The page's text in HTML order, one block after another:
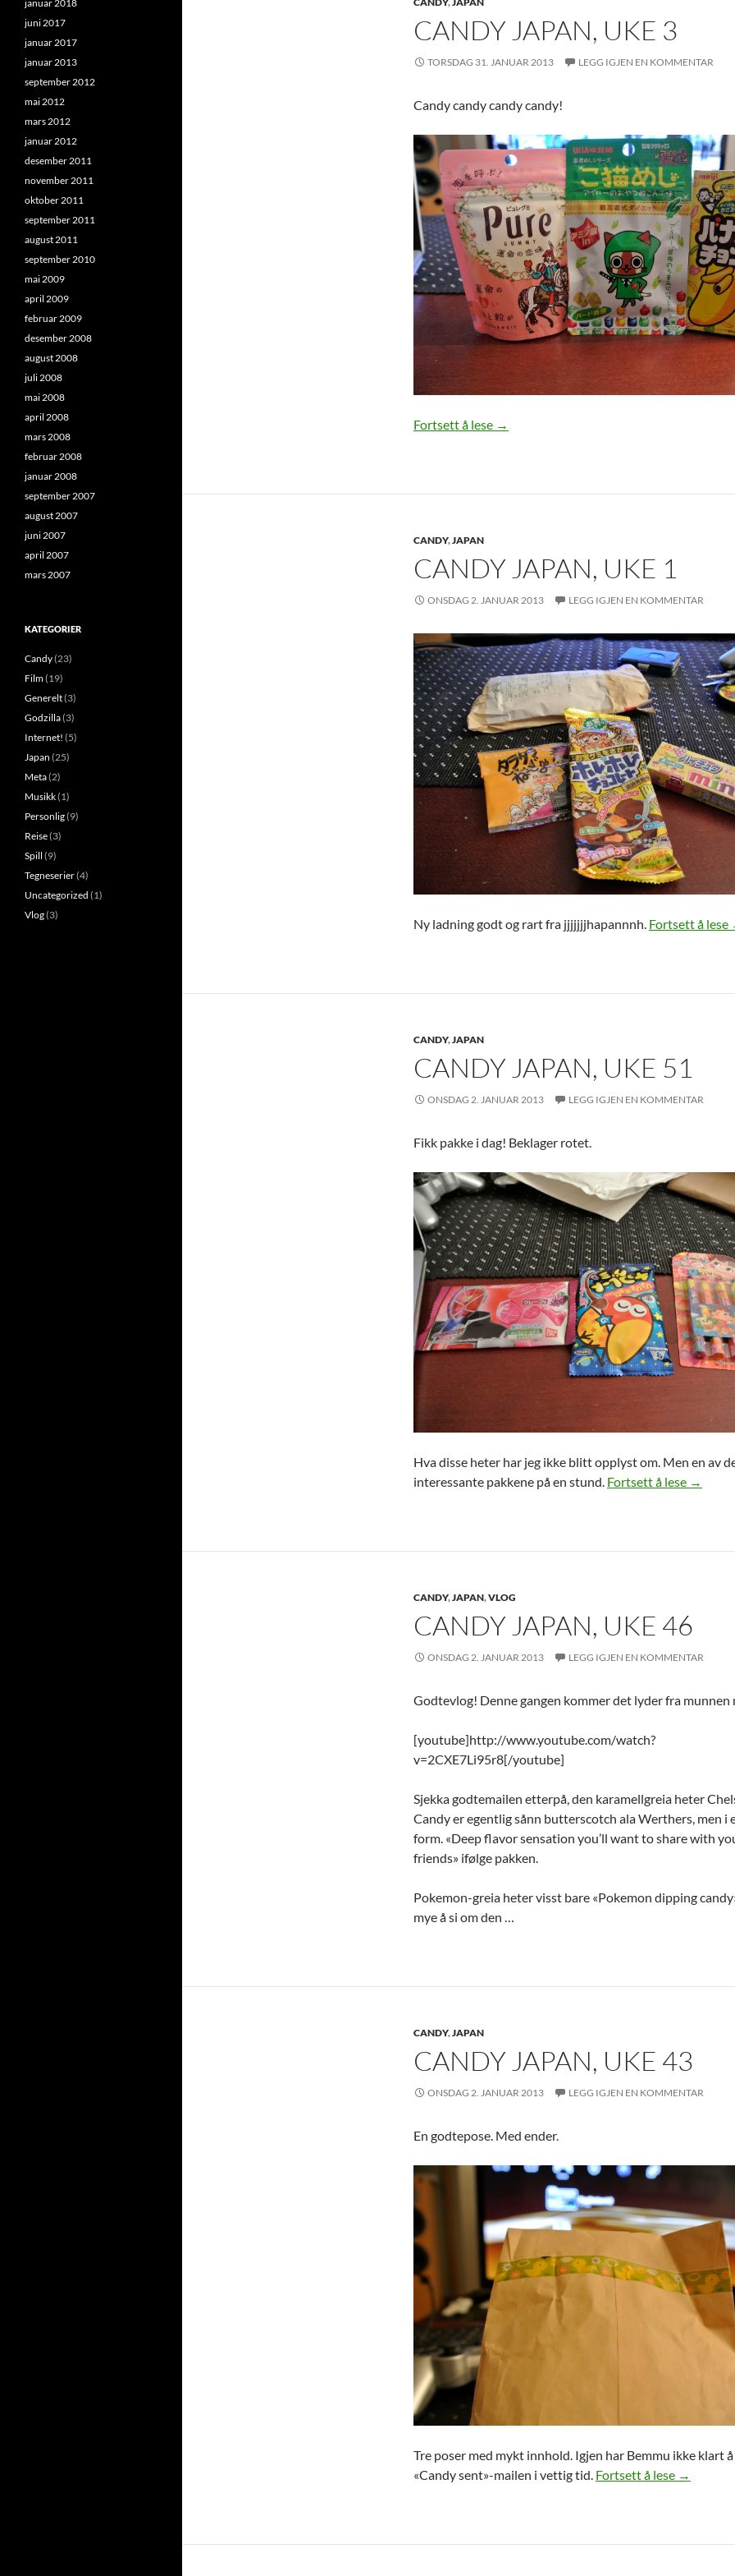
CANDY JAPAN, UKE 3
TORSDAG 31. JANUAR 2013 LEGG IGJEN EN KOMMENTAR
Candy candy candy candy!
Fortsett å lese Candy Japan, uke 3
→
CANDY,JAPAN
CANDY JAPAN, UKE 1
ONSDAG 2. JANUAR 2013 LEGG IGJEN EN KOMMENTAR
Ny ladning godt og rart fra jjjjjjjhapannnh. Fortsett å lese
CANDY,JAPAN
CANDY JAPAN, UKE 51
ONSDAG 2. JANUAR 2013 LEGG IGJEN EN KOMMENTAR
Fikk pakke i dag! Beklager rotet.
Hva disse heter har jeg ikke blitt opplyst om. Men en av
interessante pakkene på en stund. Fortsett å lese Candy
→
CANDY,JAPAN,VLOG
CANDY JAPAN, UKE 46
ONSDAG 2. JANUAR 2013 LEGG IGJEN EN KOMMENTAR
Godtevlog! Denne gangen kommer det lyder fra munnen
[youtube]http://www.youtube.com/watch?
v=2CXE7Li95r8[/youtube]
Sjekka godtemailen etterpå, den karamellgreia heter
Candy er egentlig sånn butterscotch ala Werthers, men i
form. «Deep flavor sensation you’ll want to share with
friends» ifølge pakken.
Pokemon-greia heter visst bare «Pokemon dipping
mye å si om den …
CANDY,JAPAN
CANDY JAPAN, UKE 43
ONSDAG 2. JANUAR 2013 LEGG IGJEN EN KOMMENTAR
En godtepose. Med ender.
Tre poser med mykt innhold. Igjen har Bemmu ikke klart
«Candy sent»-mailen i vettig tid. Fortsett å lese Candy
→
januar 2018
juni 2017
januar 2017
januar 2013
september 2012
mai 2012
mars 2012
januar 2012
desember 2011
november 2011
oktober 2011
september 2011
august 2011
september 2010
mai 2009
april 2009
februar 2009
desember 2008
august 2008
juli 2008
mai 2008
april 2008
mars 2008
februar 2008
januar 2008
september 2007
august 2007
juni 2007
april 2007
mars 2007
KATEGORIER
Candy(23)
Film(19)
Generelt(3)
Godzilla(3)
Internet! (5)
Japan (25)
Meta(2)
Musikk(1)
Personlig(9)
Reise(3)
Spill (9)
Tegneserier(4)
Uncategorized (1)
Vlog(3)